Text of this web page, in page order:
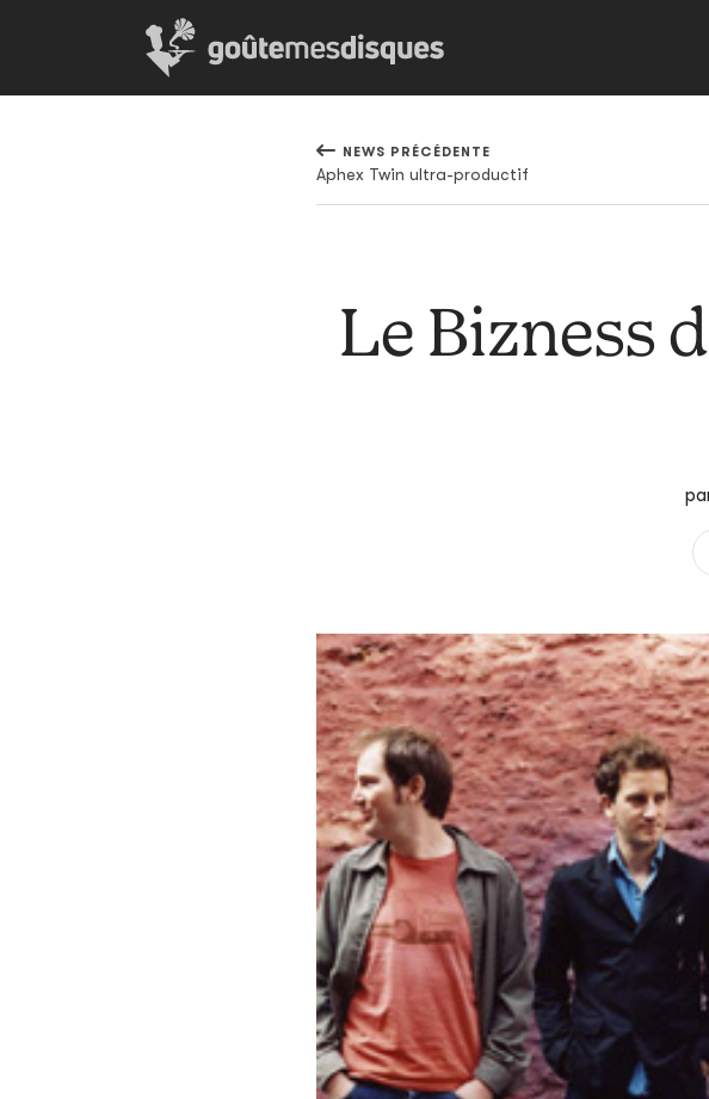
NEWS PRÉCÉDENTE
Aphex Twin ultra-productif
Le Bizness